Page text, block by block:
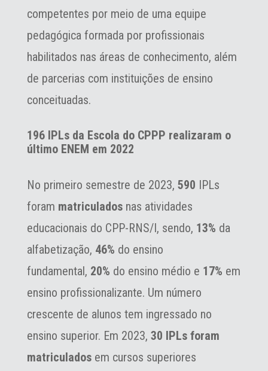
competentes por meio de uma equipe
pedagógica formada por profissionais
habilitados nas áreas de conhecimento, além
de parcerias com instituições de ensino
conceituadas.
196 IPLs da Escola do CPPP realizaram o
último ENEM em 2022
No primeiro semestre de 2023, 590 IPLs
foram matriculadosnas atividades
educacionais do CPP-RNS/I, sendo, 13% da
alfabetização, 46% do ensino
fundamental, 20% do ensino médio e 17% em
ensino profissionalizante. Um número
crescente de alunos tem ingressado no
ensino superior. Em 2023, 30 IPLs foram
matriculadosem cursos superiores